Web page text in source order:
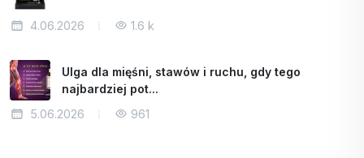
4.06.2026 1.6 k
Ulga dla mięśni, stawów i ruchu, gdy tego
najbardziej pot...
5.06.2026
961